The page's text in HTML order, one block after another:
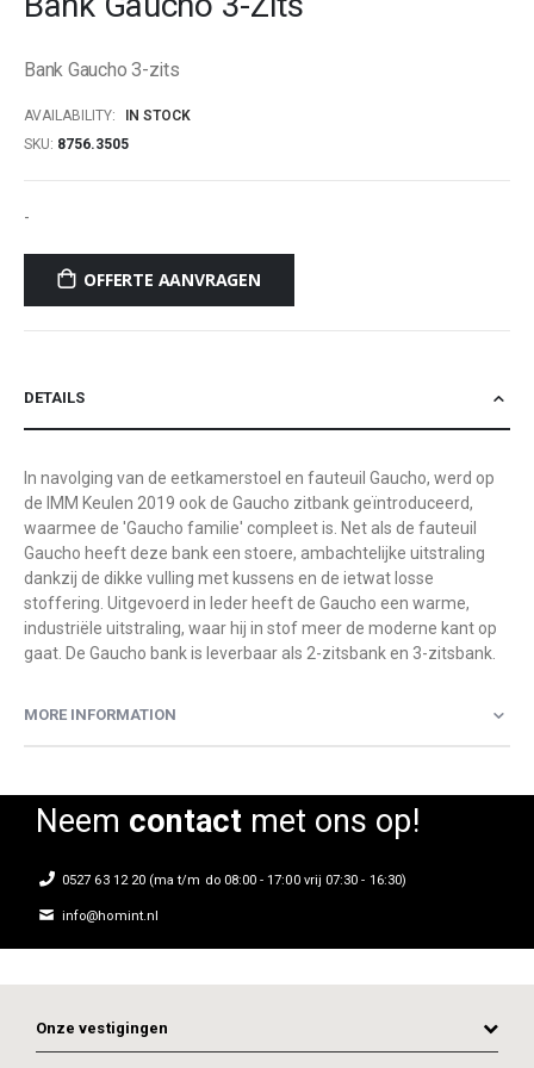
the
gallery
Bank Gaucho 3-zits
AVAILABILITY:
IN STOCK
SKU 8756.3505
-
OFFERTE AANVRAGEN
DETAILS
In navolging van de eetkamerstoel en fauteuil Gaucho, werd op
de IMM Keulen 2019 ook de Gaucho zitbank geïntroduceerd,
waarmee de 'Gaucho familie' compleet is. Net als de fauteuil
Gaucho heeft deze bank een stoere, ambachtelijke uitstraling
dankzij de dikke vulling met kussens en de ietwat losse
stoffering. Uitgevoerd in leder heeft de Gaucho een warme,
industriële uitstraling, waar hij in stof meer de moderne kant op
gaat. De Gaucho bank is leverbaar als 2-zitsbank en 3-zitsbank.
MORE INFORMATION
Neem contactmet ons op!
0527 63 12 20 (ma t/m do 08:00 - 17:00 vrij 07:30 - 16:30)
info@homint.nl
Onze vestigingen